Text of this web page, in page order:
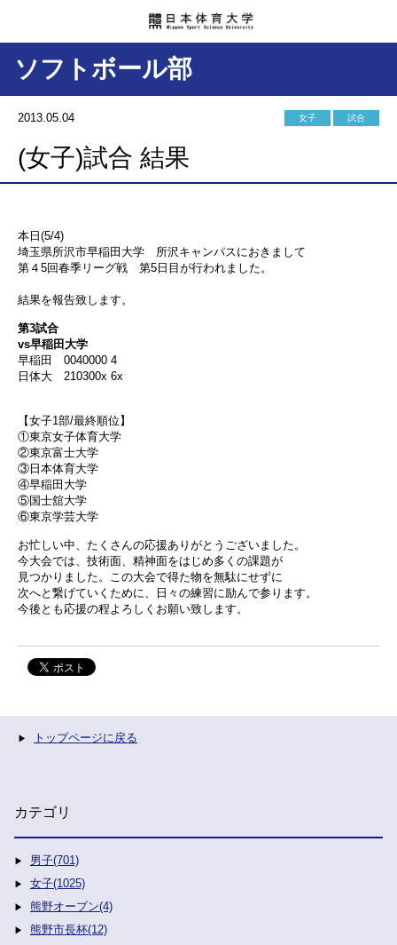
ソフトボール部
2013.05.04 女子 試合
(女子)試合 結果
本日(5/4)
埼玉県所沢市早稲田大学 所沢キャンパスにおきまして
第４5回春季リーグ戦 第5日目が行われました。
結果を報告致します。
第3試合
vs早稲田大学
早稲田 0040000 4
日体大 210300x 6x
【女子1部/最終順位】
①東京女子体育大学
②東京富士大学
③日本体育大学
④早稲田大学
⑤国士舘大学
⑥東京学芸大学
お忙しい中、たくさんの応援ありがとうございました。
今大会では、技術面、精神面をはじめ多くの課題が
見つかりました。この大会で得た物を無駄にせずに
次へと繋げていくために、日々の練習に励んで参ります。
今後とも応援の程よろしくお願い致します。
トップページに戻る
カテゴリ
男子(701)
女子(1025)
熊野オープン(4)
熊野市長杯(12)